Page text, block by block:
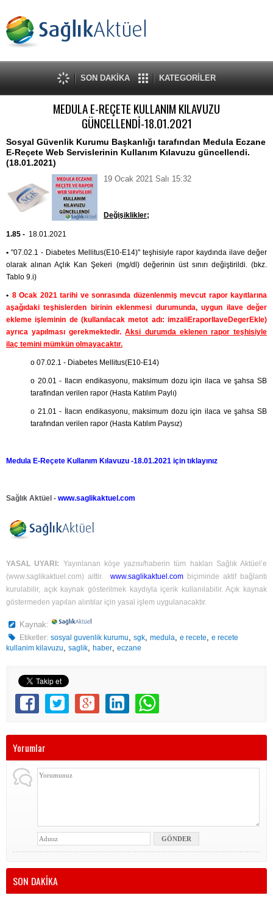
SON DAKİKA KATEGORİLER
MEDULA E-REÇETE KULLANIM KILAVUZU
GÜNCELLENDİ-18.01.2021
Sosyal Güvenlik Kurumu Başkanlığı tarafından Medula Eczane
E-Reçete Web Servislerinin Kullanım Kılavuzu güncellendi.
(18.01.2021)
19 Ocak 2021 Salı 15:32
Değişiklikler;
1.85 - 18.01.2021
• "07.02.1 - Diabetes Mellitus(E10-E14)" teşhisiyle rapor kaydında ilave değer
olarak alınan Açlık Kan Şekeri (mg/dl) değerinin üst sınırı değiştirildi. (bkz.
Tablo 9.i)
• 8 Ocak 2021 tarihi ve sonrasında düzenlenmiş mevcut rapor kayıtlarına
aşağıdaki teşhislerden birinin eklenmesi durumunda, uygun ilave değer
ekleme işleminin de (kullanılacak metot adı: imzaliEraporIlaveDegerEkle)
ayrıca yapılması gerekmektedir.Aksi durumda eklenen rapor teşhisiyle
ilaç temini mümkün olmayacaktır.
o 07.02.1 - Diabetes Mellitus(E10-E14)
o 20.01 - Ilacın endikasyonu, maksimum dozu için ilaca ve şahsa SB
tarafindan verilen rapor (Hasta Katılım Paylı)
o 21.01 - İlacın endikasyonu, maksimum dozu için ilaca ve şahsa SB
tarafından verilen rapor (Hasta Katılım Paysız)
Medula E-Reçete Kullanım Kılavuzu -18.01.2021 için tıklayınız
Sağlık Aktüel - www.saglikaktuel.com
YASAL UYARI: Yayınlanan köşe yazısı/haberin tüm hakları Sağlık Aktüel’e
(www.saglikaktuel.com) aittir. www.saglikaktuel.com biçiminde aktif bağlantı
kurulabilir, açık kaynak gösterilmek kaydıyla içerik kullanılabilir. Açık kaynak
göstermeden yapılan alıntılar için yasal işlem uygulanacaktır.
Kaynak:
Etiketler: sosyal guvenlik kurumu,sgk,medula,e recete,e recete
kullanim kilavuzu, saglik, haber, eczane
Yorumlar
SON DAKİKA